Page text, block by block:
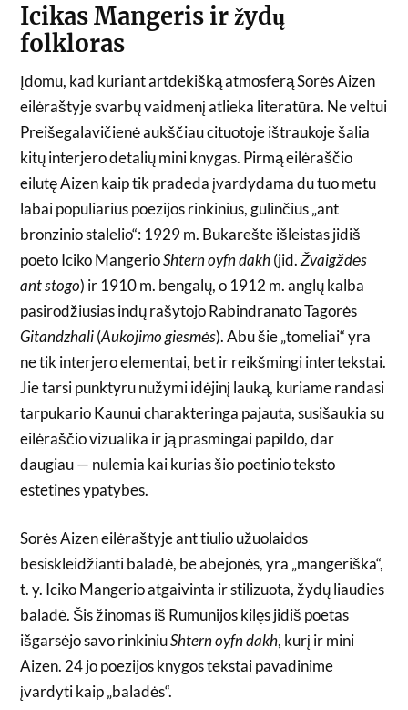
Icikas Mangeris ir žydų
folkloras
Įdomu, kad kuriant artdekišką atmosferą Sorės Aizen
eilėraštyje svarbų vaidmenį atlieka literatūra. Ne veltui
Preišegalavičienė aukščiau cituotoje ištraukoje šalia
kitų interjero detalių mini knygas. Pirmą eilėraščio
eilutę Aizen kaip tik pradeda įvardydama du tuo metu
labai populiarius poezijos rinkinius, gulinčius „ant
bronzinio stalelio“: 1929 m. Bukarešte išleistas jidiš
poeto Iciko MangerioShtern oyfn dakh(jid.Žvaigždės
ant stogo) ir 1910 m. bengalų, o 1912 m. anglų kalba
pasirodžiusias indų rašytojo Rabindranato Tagorės
Gitandzhali(Aukojimo giesmės). Abu šie „tomeliai“ yra
ne tik interjero elementai, bet ir reikšmingi intertekstai.
Jie tarsi punktyru nužymi idėjinį lauką, kuriame randasi
tarpukario Kaunui charakteringa pajauta, susišaukia su
eilėraščio vizualika ir ją prasmingai papildo, dar
daugiau — nulemia kai kurias šio poetinio teksto
estetines ypatybes.
Sorės Aizen eilėraštyje ant tiulio užuolaidos
besiskleidžianti baladė, be abejonės, yra „mangeriška“,
t. y. Iciko Mangerio atgaivinta ir stilizuota, žydų liaudies
baladė. Šis žinomas iš Rumunijos kilęs jidiš poetas
išgarsėjo savo rinkiniuShtern oyfn dakh, kurį ir mini
Aizen. 24 jo poezijos knygos tekstai pavadinime
įvardyti kaip „baladės“.